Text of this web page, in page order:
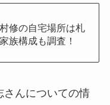
修の自宅場所は札
族構成も調査！
さんについての情